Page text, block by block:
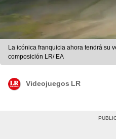
La icónica franquicia ahora tendrá su
composición LR/ EA
Videojuegos LR